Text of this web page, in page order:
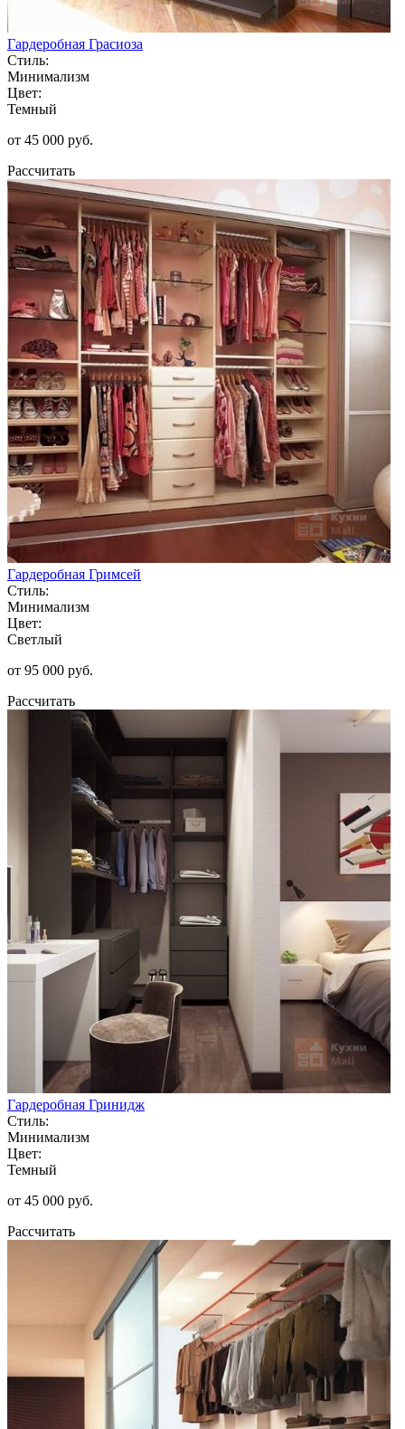
Гардеробная Грасиоза
Стиль:
Минимализм
Цвет:
Темный
от 45 000 руб.
Рассчитать
Гардеробная Гримсей
Стиль:
Минимализм
Цвет:
Светлый
от 95 000 руб.
Рассчитать
Гардеробная Гринидж
Стиль:
Минимализм
Цвет:
Темный
от 45 000 руб.
Рассчитать